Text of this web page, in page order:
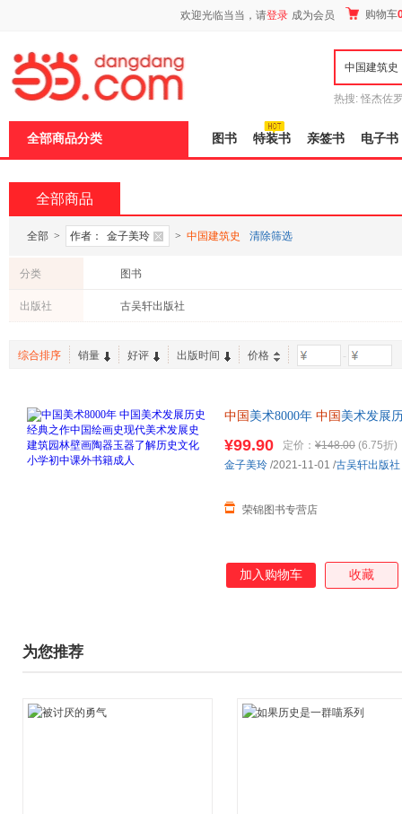
欢迎光临当当，请登录 成为会员 购物车
热搜: 怪杰佐
全部商品分类 图书 特装书 亲签书 电子书
全部商品
全部 > 作者： 金子美玲 > 中国建筑史 清除筛选
分类 图书
出版社 古吴轩出版社
综合排序 销量 好评 出版时间 价格 -
中国 美术8000年 中国 美术发展
版图书 请放心下单，本店所有
¥99.90 定价： ¥148.00 (6.75折)
荣锦图书专营店
金子美玲 /2021-11-01 /古吴轩出版社
加入购物车 收藏
为您推荐
页
加